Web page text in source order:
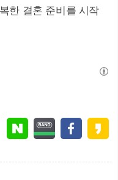
한 결혼 준비를 시작